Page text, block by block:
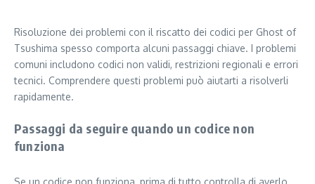
Risoluzione dei problemi con il riscatto dei codici per Ghost of
Tsushima spesso comporta alcuni passaggi chiave. I problemi
comuni includono codici non validi, restrizioni regionali e errori
tecnici. Comprendere questi problemi può aiutarti a risolverli
rapidamente.
Passaggi da seguire quando un codice non
funziona
Se un codice non funziona, prima di tutto controlla di averlo